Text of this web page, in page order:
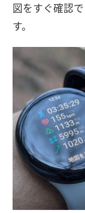
図をすぐ確認
す。